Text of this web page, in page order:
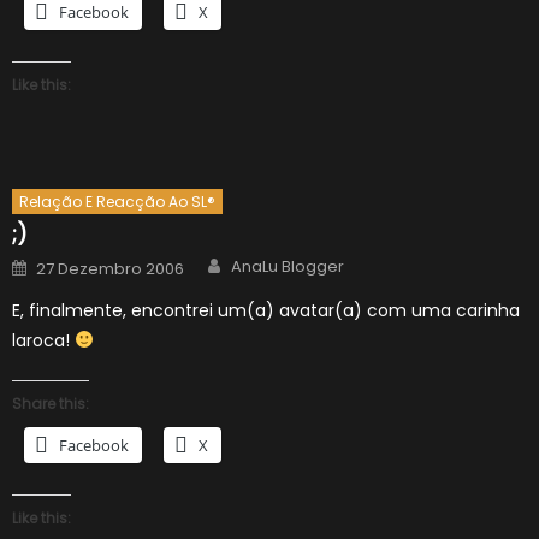
Facebook X
Like this:
Relação E Reacção Ao SL®
;)
Posted
on
27 Dezembro 2006 Author
AnaLu Blogger
E, finalmente, encontrei um(a) avatar(a) com uma carinha
laroca!
Share this:
Facebook X
Like this: